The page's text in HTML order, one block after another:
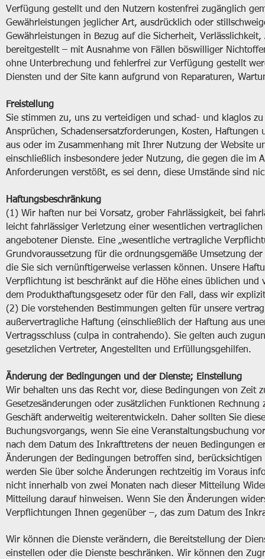
Verfügung gestellt und den Nutzern kostenfrei zugänglich
Gewährleistungen jeglicher Art, ausdrücklich oder
Gewährleistungen in Bezug auf die Sicherheit,
bereitgestellt – mit Ausnahme von Fällen böswilliger
ohne Unterbrechung und fehlerfrei zur Verfügung gestellt
Diensten und der Site kann aufgrund von Reparaturen,
Freistellung
Sie stimmen zu, uns zu verteidigen und schad- und klaglos
Ansprüchen, Schadensersatzforderungen, Kosten,
aus oder im Zusammenhang mit Ihrer Nutzung der Website
einschließlich insbesondere jeder Nutzung, die gegen die im
Anforderungen verstößt, es sei denn, diese Umstände sind
Haftungsbeschränkung
(1) Wir haften nur bei Vorsatz, grober Fahrlässigkeit, bei
leicht fahrlässiger Verletzung einer wesentlichen
angebotener Dienste. Eine „wesentliche vertragliche
Grundvoraussetzung für die ordnungsgemäße Umsetzung
die Sie sich vernünftigerweise verlassen können. Unsere
Verpflichtung ist beschränkt auf die Höhe eines üblichen
dem Produkthaftungsgesetz oder für den Fall, dass wir
(2) Die vorstehenden Bestimmungen gelten für unsere
außervertragliche Haftung (einschließlich der Haftung aus
Vertragsschluss (culpa in contrahendo). Sie gelten auch
gesetzlichen Vertreter, Angestellten und Erfüllungsgehilfen.
Änderung der Bedingungen und der Dienste; Einstellung
Wir behalten uns das Recht vor, diese Bedingungen von Zeit
Gesetzesänderungen oder zusätzlichen Funktionen
Geschäft anderweitig weiterentwickeln. Daher sollten Sie
Buchungsvorgangs, wenn Sie eine Veranstaltungsbuchung
nach dem Datum des Inkrafttretens der neuen Bedingungen
Änderungen der Bedingungen betroffen sind,
werden Sie über solche Änderungen rechtzeitig im Voraus
nicht innerhalb von zwei Monaten nach dieser Mitteilung
Mitteilung darauf hinweisen. Wenn Sie den Änderungen
Verpflichtungen Ihnen gegenüber –, das zum Datum des
Wir können die Dienste verändern, die Bereitstellung der
einstellen oder die Dienste beschränken. Wir können den